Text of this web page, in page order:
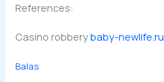
References:
Casino robberybaby-newlife.ru
Balas